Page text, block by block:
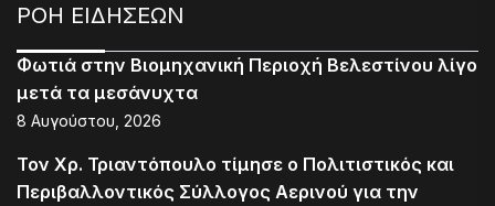
ΡΟΗ ΕΙΔΗΣΕΩΝ
Φωτιά στην Βιομηχανική Περιοχή Βελεστίνου λίγο
μετά τα μεσάνυχτα
8 Αυγούστου, 2026
Τον Χρ. Τριαντόπουλο τίμησε ο Πολιτιστικός και
Περιβαλλοντικός Σύλλογος Αερινού για την